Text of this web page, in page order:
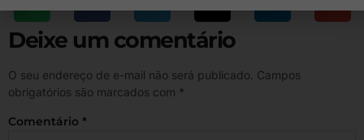
Deixe um comentário
O seu endereço de e-mail não será publicado. Campos
obrigatórios são marcados com *
Comentário *